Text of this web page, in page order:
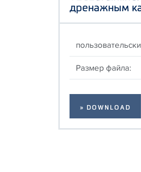
дренажным
Размер файла:
» DOWNLOAD